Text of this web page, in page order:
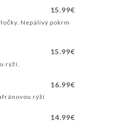
15.99€
Nepálivý pokrm
15.99€
rýží.
16.99€
rýží
14.99€